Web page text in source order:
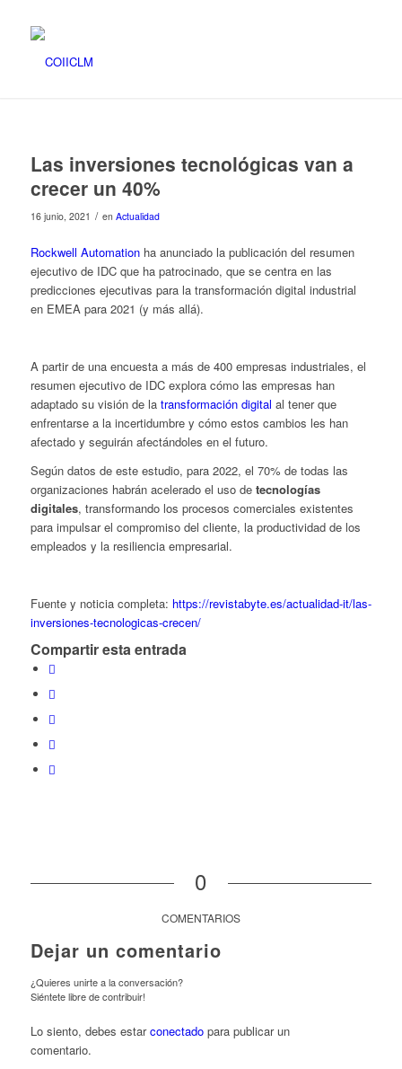
Las inversiones tecnológicas van a
crecer un 40%
16 junio, 2021 / en Actualidad
Rockwell Automationha anunciado la publicación del resumen
ejecutivo de IDC que ha patrocinado, que se centra en las
predicciones ejecutivas para la transformación digital industrial
en EMEA para 2021 (y más allá).
A partir de una encuesta a más de 400 empresas industriales, el
resumen ejecutivo de IDC explora cómo las empresas han
adaptado su visión de latransformación digital al tener que
enfrentarse a la incertidumbre y cómo estos cambios les han
afectado y seguirán afectándoles en el futuro.
Según datos de este estudio, para 2022, el 70% de todas las
organizaciones habrán acelerado el uso de tecnologías
digitales, transformando los procesos comerciales existentes
para impulsar el compromiso del cliente, la productividad de los
empleados y la resiliencia empresarial.
Fuente y noticia completa: https://revistabyte.es/actualidad-it/las-
inversiones-tecnologicas-crecen/
Compartir esta entrada
0
COMENTARIOS
Dejar un comentario
¿Quieres unirte a la conversación?
Siéntete libre de contribuir!
Lo siento, debes estarconectadopara publicar un
comentario.